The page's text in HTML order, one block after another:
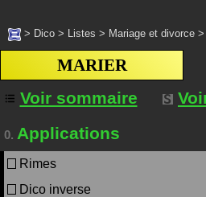
> Dico > Listes > Mariage et divorce >
MARIER
Voir sommaire
0. Applications
Rimes
Dico inverse